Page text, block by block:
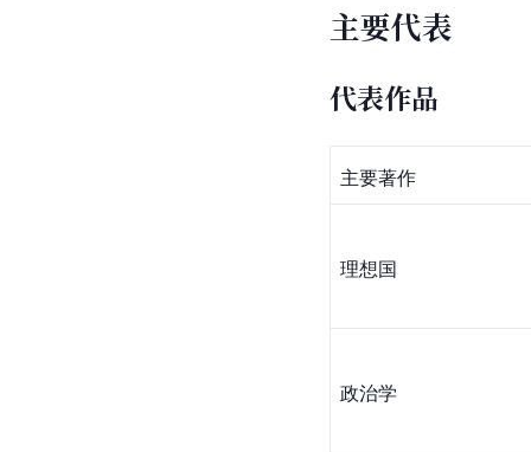
主要代表
代表作品
主要著作
理想国
政治学